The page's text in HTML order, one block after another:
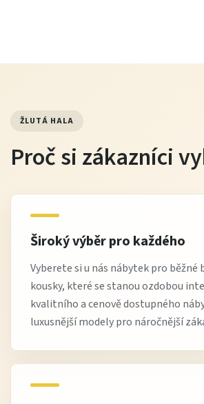
ŽLUTÁ HALA
Proč si zákazníci
Široký výběr pro každého
Vyberete si u nás nábytek pro běžné
kousky, které se stanou ozdobou
kvalitního a cenově dostupného
luxusnější modely pro náročnější